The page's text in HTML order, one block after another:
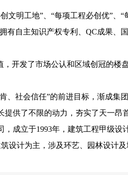
文明工地”、“每项工程必创优”、“
有自主知识产权专利、 QC成果、
开发了市场公认和区域创冠的楼
、社会信任”的前进目标，渐成集
供了不限的动力，夯实了天一昂
，成立于1993年，建筑工程甲级设
设计为主，涉及环艺、园林设计